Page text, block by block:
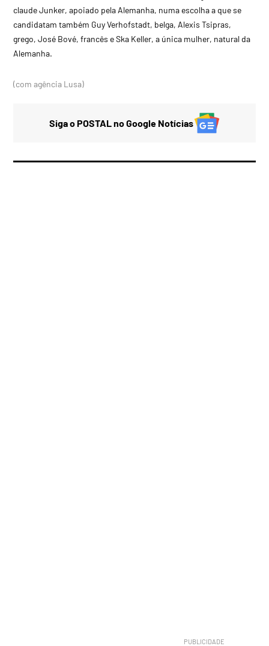
claude Junker, apoiado pela Alemanha, numa escolha a que se
candidatam também Guy Verhofstadt, belga, Alexis Tsipras,
grego, José Bové, francês e Ska Keller, a única mulher, natural da
Alemanha.
(com agência Lusa)
Siga o POSTAL no Google Notícias